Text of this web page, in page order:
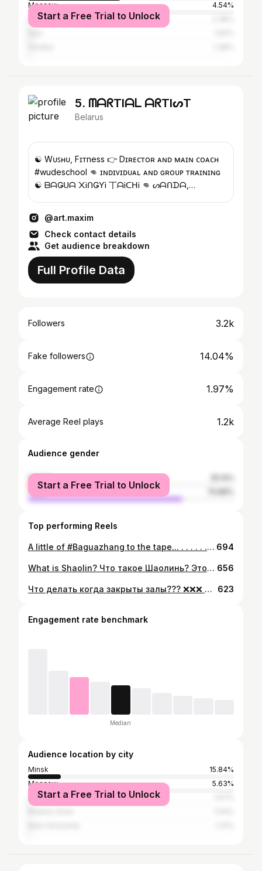
Moscow
4.54%
Luninyets
Start a Free Trial to Unlock
5. ᗰᗩᖇTIᗩᒪ ᗩᖇTIᔕT
Belarus
☯ Wᴜꜱʜᴜ, Fɪᴛness 👉 Dɪʀᴇᴄᴛᴏʀ ᴀɴᴅ ᴍᴀɪɴ ᴄᴏᴀᴄʜ
#wudeschool 👊 ɪɴᴅɪᴠɪᴅᴜᴀʟ ᴀɴᴅ ɢʀᴏᴜᴘ ᴛʀᴀɪɴɪɴɢ
☯ ᗷᗩǤᑌᗩ ᙭ᎥᑎǤƳᎥ 丅ᗩᎥᑕᕼᎥ 👊 ᔕᗩᑎᗪᗩ,
@art.maxim
Check contact details
Get audience breakdown
Full Profile Data
Followers 3.2k
Fake followers 14.04%
Engagement rate 1.97%
Average Reel plays 1.2k
Audience gender
female
male
Start a Free Trial to Unlock
Top performing Reels
A little of #Baguazhang to the tape... . . . . . . . . . @wudeschool #traditionalmartialarts #traditionalwushu #bagua #taichichuan #taijiquan #xingyiquan #shaolin #wudeschool #training_wudeschool #travelling_wudeschool #bestrong💪 #baguadao #sword #twohandedsword #martialartslifestyle #warriorstyle #wayofkungfu #wayofwarrior 694
What is Shaolin? Что такое Шаолинь? Этот монастырь часто называют колыбелью боевых искусств. И в этом есть много правды. Что такое сохранить традицию? А это значит то что сегодня все спортивные единоборства так или иначе используют традиционные знания. Мы видим как видоизменяется весь комбатспорт. На моей памяти время, когда мы учились по книгам и карточкам, на которых были нарисованы приемы. Будущие спортсмены отрабатывали эти приемы по рисункам, а уже их ученики отрабатывали под чутким руководством тренера. Сейчас техника все сильнее наполняет спортивные единоборства. Но все это лишь малая толика знаний, которые были сохранены в местах, похожих на Шаолинь. . . . #ушу #мма #традиционноеушу #кунгфу #удэ #шаолинь #путьвоина #wudeschool #wude #shaolin #wushu #mma #traditionalwushu #drunkenstyle #sanda #wushusanda #travelling_wudeschool #training_wudeschool #wayofwarrior #wayofkungfu #lifestyleofawarrior 656
Что делать когда закрыты залы??? ❌❌❌ Можно конечно и ничего не делать... В плане собственного роста и тренировок... Но это не наш подход 💪 Находим любую возможность для улучшения навыков или отработки техники, выполнения упражнений. 👊👊👊 🛡️Именно таким образом мы стараемся не понизить свой уровень.🛡️ А если это войдёт в привычку, то когда откроются вновь залы, у нас будет привычка работать и дома!!! Это и есть путь к совершенству! . . . #тренировкидляздоровья #здоровье #мотивация #нунчаки #ушу #кунгфуэтожизнь #кунгфу #традиционныебоевыеискусства #оружиеближнегобоя #Wushu #nunchucks #trainingathome #lifestyleofawarrior #koronavirüsü #kungfulife #motivation #мотивация #удэ #wudeschool 623
Engagement rate benchmark
Median
Audience location by city
Minsk
15.84%
Moscow
5.63%
Saint Petersburg
Start a Free Trial to Unlock